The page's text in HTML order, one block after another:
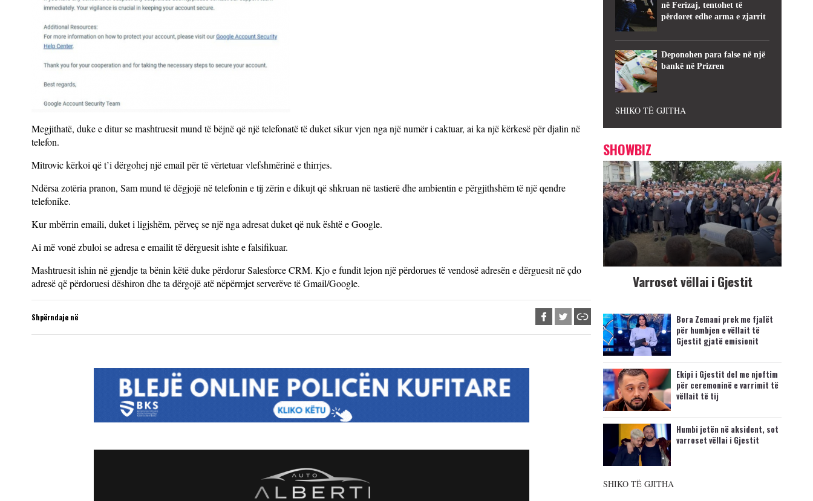
Megjithatë, duke e ditur se mashtruesit mund të bëjnë që një telefonatë të duket sikur vjen nga një numër i caktuar, ai ka një kërkesë për djalin në
telefon.
Mitrovic kërkoi që t’i dërgohej një email për të vërtetuar vlefshmërinë e thirrjes.
Ndërsa zotëria pranon, Sam mund të dëgjojë në telefonin e tij zërin e dikujt që shkruan në tastierë dhe ambientin e përgjithshëm të një qendre
telefonike.
Kur mbërrin emaili, duket i ligjshëm, përveç se një nga adresat duket që nuk është e Google.
Ai më vonë zbuloi se adresa e emailit të dërguesit ishte e falsifikuar.
Mashtruesit ishin në gjendje ta bënin këtë duke përdorur Salesforce CRM. Kjo e fundit lejon një përdorues të vendosë adresën e dërguesit në çdo
adresë që përdoruesi dëshiron dhe ta dërgojë atë nëpërmjet serverëve të Gmail/Google.
Shpërndaje në
në Ferizaj, tentohet të
përdoret edhe arma e zjarrit
Deponohen para false në një
bankë në Prizren
SHIKO TË GJITHA
SHOWBIZ
Varroset vëllai i Gjestit
Bora Zemani prek me fjalët
për humbjen e vëllait të
Gjestit gjatë emisionit
Ekipi i Gjestit del me njoftim
për ceremoninë e varrimit të
vëllait të tij
Humbi jetën në aksident, sot
varroset vëllai i Gjestit
SHIKO TË GJITHA